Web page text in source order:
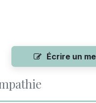
Écrire un